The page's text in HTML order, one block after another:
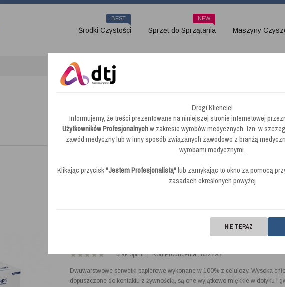
Środki Czystości
BEST
Sprzęt do Sprzątania
NEW
Maszyny
brak opinii | Kod Producenta : 832293
Dwuwarstwowe serwetki papierowe wykonane w 100% z celulozy. Wysoka
dopuszczone do kontaktu z żywnością, są one wyjątkowo miękkie w dotyku i
Drogi Kliencie!
Informujemy, że treści prezentowane na niniejszej stronie internetowej
Użytkowników Profesjonalnychw zakresie wyrobów medycznych, tzn. w
zawód medyczny lub w inny sposób związanych zawodowo z branżą
wyrobami medycznymi.
Klikając przycisk"Jestem Profesjonalistą"lub zamykając to okno za pomocą
zasadach określonych powyżej
NIE TERAZ